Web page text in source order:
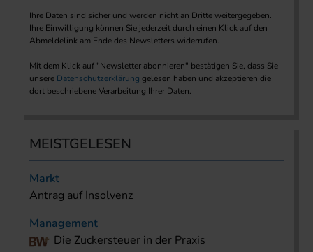
Ihre Daten sind sicher und werden nicht an Dritte weitergegeben.
Ihre Einwilligung können Sie jederzeit durch einen Klick auf den
Abmeldelink am Ende des Newsletters widerrufen.
Mit dem Klick auf "Newsletter abonnieren" bestätigen Sie, dass Sie
unsere Datenschutzerklärung gelesen haben und akzeptieren die
dort beschriebene Verarbeitung Ihrer Daten.
MEISTGELESEN
Markt
Antrag auf Insolvenz
Management
Die Zuckersteuer in der Praxis